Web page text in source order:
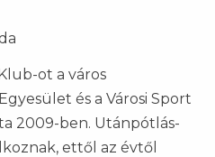
ot a város
és a Városi Sport
2009-ben. Utánpótlás-
ettől az évtől